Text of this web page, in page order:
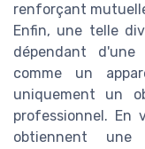
renforçant
Enfin, une telle
dépendant
comme un
uniquement un
professionnel. En
obtiennent